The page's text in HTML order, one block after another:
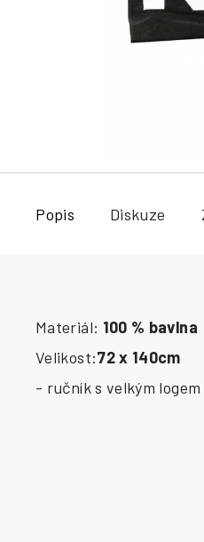
Popis Diskuze
Materiál: 100 % bavlna
Velikost:72 x 140cm
- ručník s velkým logem
HLEDAT